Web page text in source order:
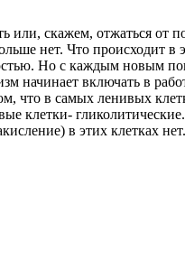
скажем, отжаться от
нет. Что происходит в
Но с каждым новым
начинает включать в
что в самых ленивых
клетки-
в этих клетках